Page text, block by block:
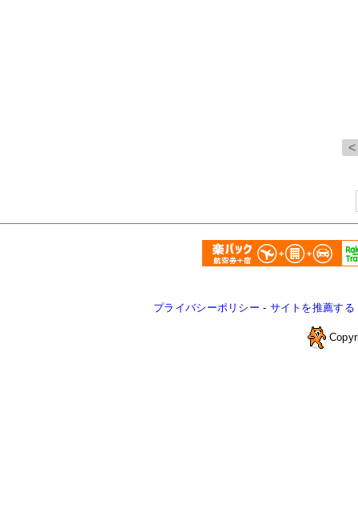
プライバシーポリシー - サイトを推薦する